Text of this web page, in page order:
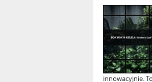
innowacyjnie.